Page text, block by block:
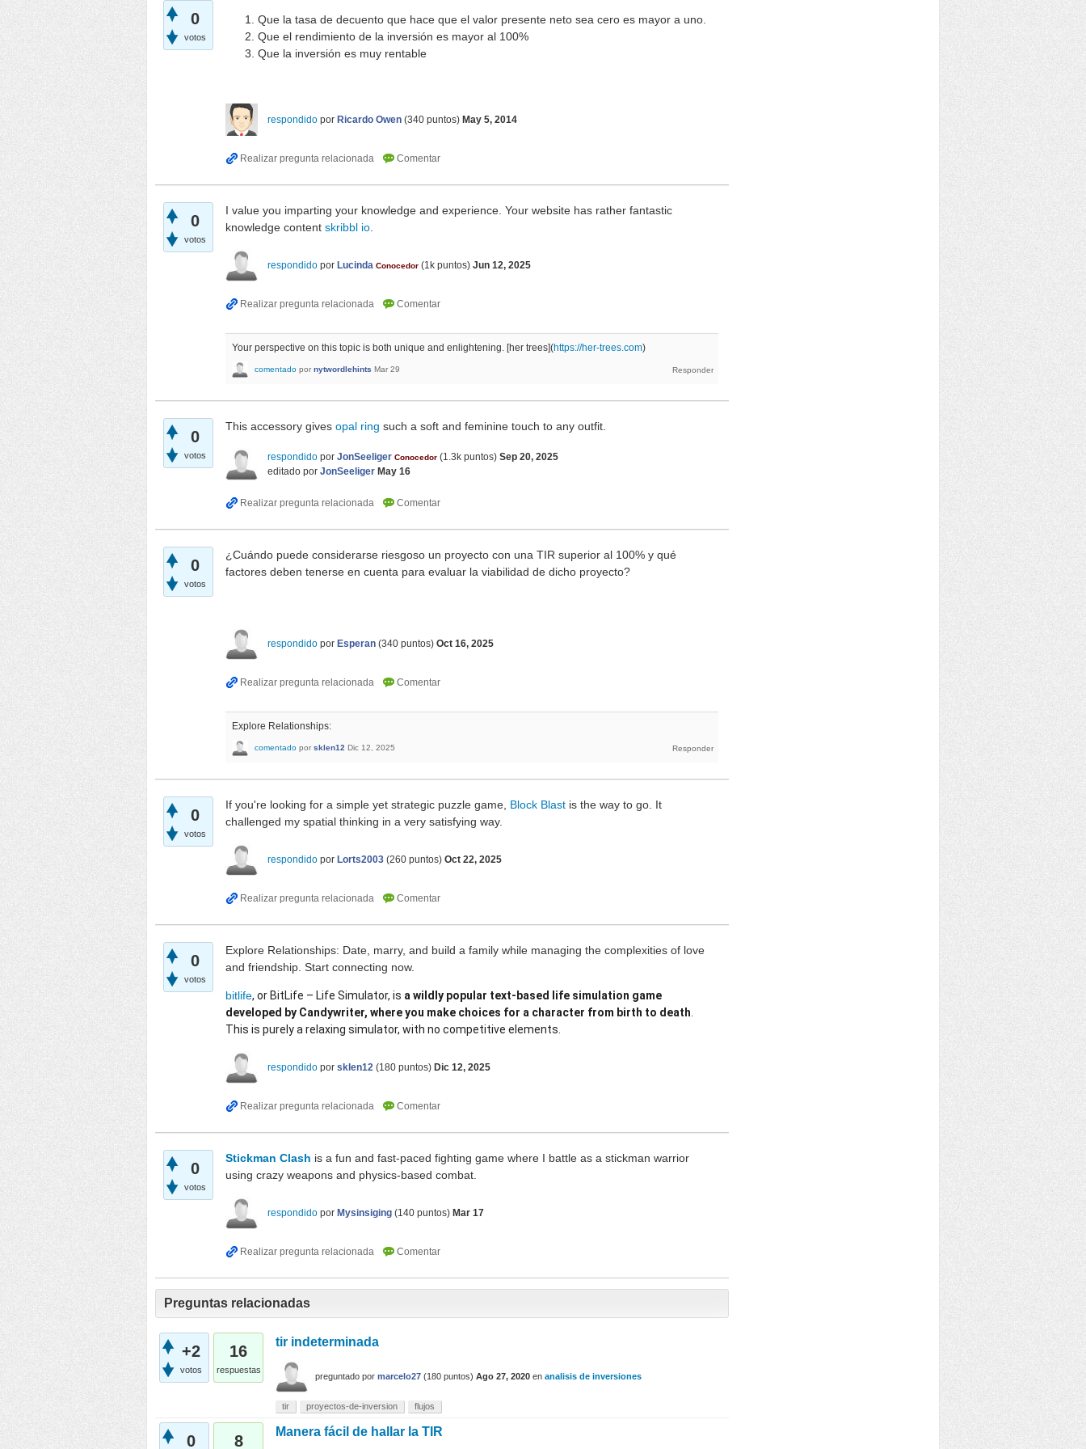
0
votos
Que la tasa de decuento que hace que el valor presente neto sea cero es mayor a uno.
Que el rendimiento de la inversión es mayor al 100%
Que la inversión es muy rentable
respondido por Ricardo Owen (340 puntos) May 5, 2014
0
votos
I value you imparting your knowledge and experience. Your website has rather fantastic
knowledge content skribbl io
respondido por Lucinda Conocedor (1k puntos) Jun 12, 2025
Your perspective on this topic is both unique and enlightening. [her trees](https://her-trees.com)
comentado por nytwordlehints Mar 29
0
votos
This accessory gives opal ring such a soft and feminine touch to any outfit.
respondido por JonSeeliger Conocedor (1.3k puntos) Sep 20, 2025
editado por JonSeeliger May 16
0
votos
¿Cuándo puede considerarse riesgoso un proyecto con una TIR superior al 100% y qué
factores deben tenerse en cuenta para evaluar la viabilidad de dicho proyecto?
respondido por Esperan (340 puntos) Oct 16, 2025
Explore Relationships:
comentado por sklen12 Dic 12, 2025
0
votos
If you're looking for a simple yet strategic puzzle game, Block Blast is the way to go. It
challenged my spatial thinking in a very satisfying way.
respondido por Lorts2003 (260 puntos) Oct 22, 2025
0
votos
Explore Relationships: Date, marry, and build a family while managing the complexities of love
and friendship. Start connecting now.
bitlife, or BitLife – Life Simulator, is a wildly popular text-based life simulation game
developed by Candywriter, where you make choices for a character from birth to death
This is purely a relaxing simulator, with no competitive elements.
respondido por sklen12 (180 puntos) Dic 12, 2025
0
votos
Stickman Clash is a fun and fast-paced fighting game where I battle as a stickman warrior
using crazy weapons and physics-based combat.
respondido por Mysinsiging (140 puntos) Mar 17
Preguntas relacionadas
+2
votos
16
respuestas
tir indeterminada
preguntado por marcelo27 (180 puntos) Ago 27, 2020 en analisis de inversiones
tir proyectos-de-inversion flujos
0 8
Manera fácil de hallar la TIR